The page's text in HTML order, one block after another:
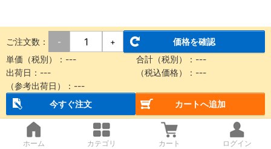
ご注文数： - +
価格を確認
単価（税別）： --- 合計（税別）： ---
出荷日： --- （税込価格）： ---
（参考出荷日）： ---
今すぐ注文
カートへ追加
ホーム カテゴリ カート ログイン